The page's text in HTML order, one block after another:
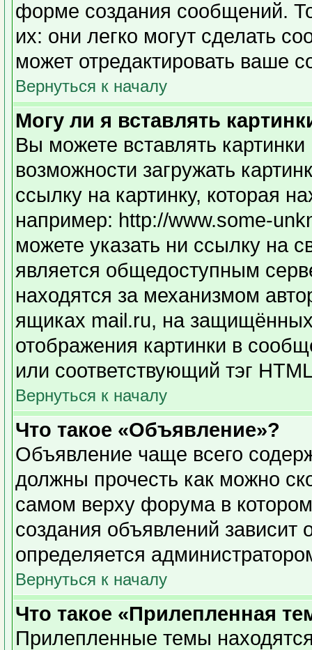
форме создания сообщений.
их: они легко могут сделать
может отредактировать ваше
Вернуться к началу
Могу ли я вставлять
Вы можете вставлять
возможности загружать
ссылку на картинку, которая
например: http://www.some-
можете указать ни ссылку на
является общедоступным
находятся за механизмом
ящиках mail.ru, на
отображения картинки в
или соответствующий тэг
Вернуться к началу
Что такое «Объявление»?
Объявление чаще всего
должны прочесть как можно
самом верху форума в
создания объявлений зависит
определяется
Вернуться к началу
Что такое «Прилепленная
Прилепленные темы